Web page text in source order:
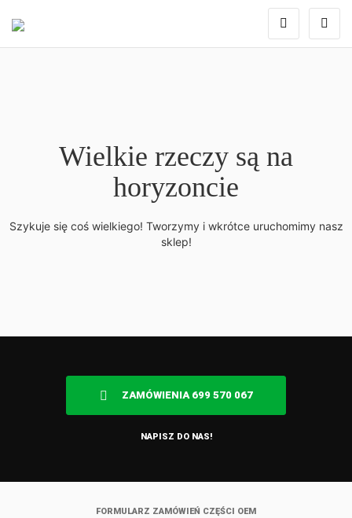
Wielkie rzeczy są na
horyzoncie
Szykuje się coś wielkiego! Tworzymy i wkrótce uruchomimy nasz
sklep!
ZAMÓWIENIA 699 570 067
NAPISZ DO NAS!
FORMULARZ ZAMÓWIEŃ CZĘŚCI OEM